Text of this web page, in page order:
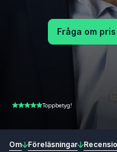
Fråga om
5.00 av 5 Toppbetyg!
Om Föreläsningar